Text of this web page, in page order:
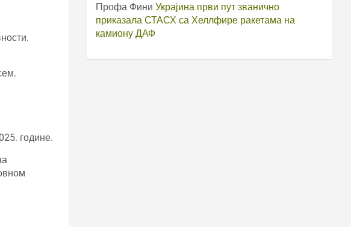
године.
Профа Фини Украјина први пут званично
приказала СТАСХ са Хеллфире ракетама на
камиону ДАФ